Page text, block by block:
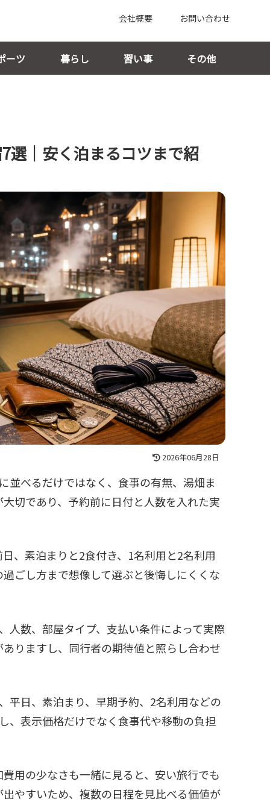
会社概要 お問い合わせ
ーツ 暮らし 習い事 その他
選｜安く泊まるコツまで紹
2026年06月28日
並べるだけではなく、食事の有無、湯畑ま
切であり、予約前に日付と人数を入れた実
、素泊まりと2食付き、1名利用と2名利用
ごし方まで想像して選ぶと後悔しにくくな
人数、部屋タイプ、支払い条件によって実際
りますし、同行者の期待値と照らし合わせ
平日、素泊まり、早期予約、2名利用などの
、表示価格だけでなく食事代や移動の負担
用の少なさも一緒に見ると、安い旅行でも
やすいため、複数の日程を見比べる価値が